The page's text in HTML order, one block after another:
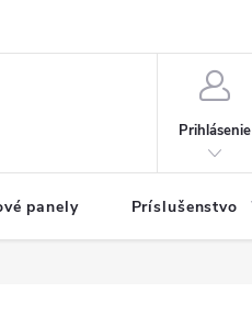
údajov
Prihlásenie
panely Príslušenstvo